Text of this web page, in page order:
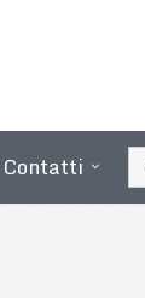
Contatti